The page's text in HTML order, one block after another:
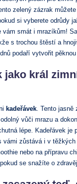
zelený zázrak
si vyberete odrůdy
vám smát i mrazíkům!
s trochou štěstí a
podaří vytvořit pěknou
jako král
kadeřávek . Tento
vůči mrazu a
lépe. Kadeřávek je
vámi zůstává i v
nebo na přípravu
se snažíte o